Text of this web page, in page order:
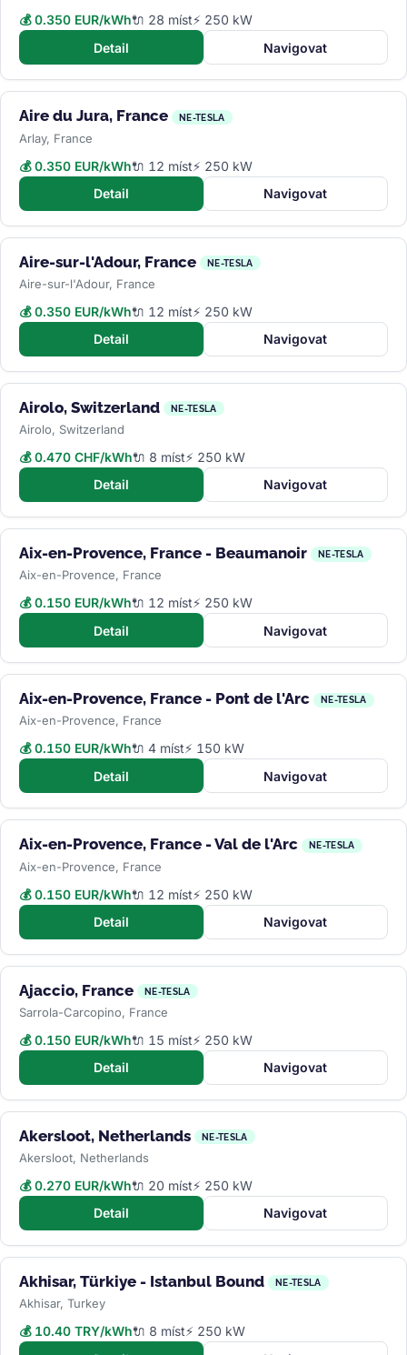
💰 0.350 EUR/kWh🔌 28 míst⚡ 250 kW
Detail
Navigovat
Aire du Jura, France NE-TESLA
Arlay, France
💰 0.350 EUR/kWh🔌 12 míst⚡ 250 kW
Detail
Navigovat
Aire-sur-l'Adour, France NE-TESLA
Aire-sur-l'Adour, France
💰 0.350 EUR/kWh🔌 12 míst⚡ 250 kW
Detail
Navigovat
Airolo, Switzerland NE-TESLA
Airolo, Switzerland
💰 0.470 CHF/kWh🔌 8 míst⚡ 250 kW
Detail
Navigovat
Aix-en-Provence, France - Beaumanoir NE-TESLA
Aix-en-Provence, France
💰 0.150 EUR/kWh🔌 12 míst⚡ 250 kW
Detail
Navigovat
Aix-en-Provence, France - Pont de l'Arc NE-TESLA
Aix-en-Provence, France
💰 0.150 EUR/kWh🔌 4 míst⚡ 150 kW
Detail
Navigovat
Aix-en-Provence, France - Val de l'Arc NE-TESLA
Aix-en-Provence, France
💰 0.150 EUR/kWh🔌 12 míst⚡ 250 kW
Detail
Navigovat
Ajaccio, France NE-TESLA
Sarrola-Carcopino, France
💰 0.150 EUR/kWh🔌 15 míst⚡ 250 kW
Detail
Navigovat
Akersloot, Netherlands NE-TESLA
Akersloot, Netherlands
💰 0.270 EUR/kWh🔌 20 míst⚡ 250 kW
Detail
Navigovat
Akhisar, Türkiye - Istanbul Bound NE-TESLA
Akhisar, Turkey
💰 10.40 TRY/kWh🔌 8 míst⚡ 250 kW